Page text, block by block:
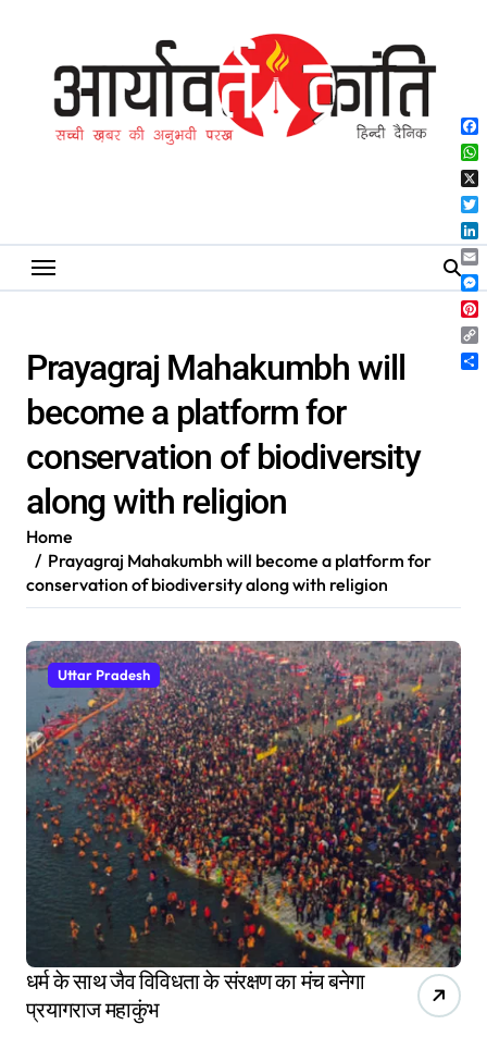
Prayagraj Mahakumbh will
become a platform for
conservation of biodiversity
along with religion
Home
Prayagraj Mahakumbh will become a platform for
conservation of biodiversity along with religion
Uttar Pradesh
धर्म के साथ जैव विविधता के संरक्षण का मंच बनेगा
प्रयागराज महाकुंभ
X